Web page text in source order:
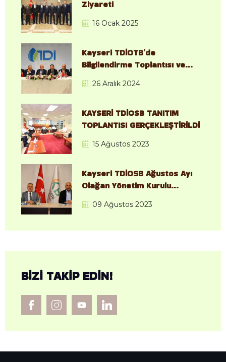
Ziyareti
16 Ocak 2025
Kayseri TDİOTB’de
Bilgilendirme Toplantısı ve
Gerçekleştirildi
26 Aralık 2024
KAYSERİ TDİOSB TANITIM
TOPLANTISI GERÇEKLEŞTİRİLDİ
15 Ağustos 2023
Kayseri TDİOSB Ağustos Ayı
Olağan Yönetim Kurulu
09 Ağustos 2023
BIZI TAKIP EDIN!